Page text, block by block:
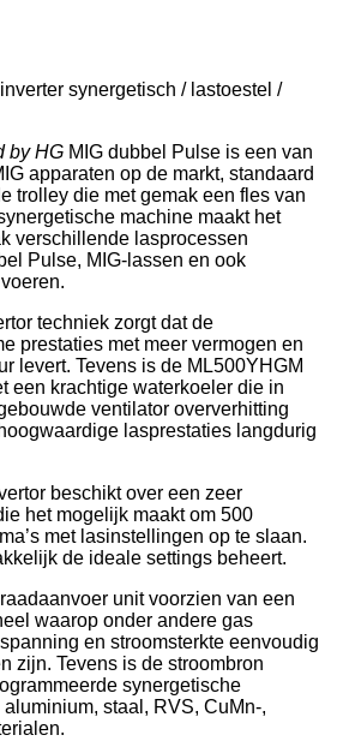
synergetisch / lastoestel /
by HG MIG dubbel Pulse is een van
apparaten op de markt, standaard
trolley die met gemak een fles van
machine maakt het
verschillende lasprocessen
Pulse, MIG-lassen en ook
techniek zorgt dat de
prestaties met meer vermogen en
levert. Tevens is de ML500YHGM
een krachtige waterkoeler die in
ventilator oververhitting
lasprestaties langdurig
beschikt over een zeer
het mogelijk maakt om 500
met lasinstellingen op te slaan.
de ideale settings beheert.
unit voorzien van een
waarop onder andere gas
en stroomsterkte eenvoudig
zijn. Tevens is de stroombron
synergetische
staal, RVS, CuMn-,